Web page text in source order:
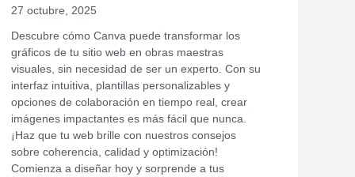
27 octubre, 2025
Descubre cómo Canva puede transformar los
gráficos de tu sitio web en obras maestras
visuales, sin necesidad de ser un experto. Con su
interfaz intuitiva, plantillas personalizables y
opciones de colaboración en tiempo real, crear
imágenes impactantes es más fácil que nunca.
¡Haz que tu web brille con nuestros consejos
sobre coherencia, calidad y optimización!
Comienza a diseñar hoy y sorprende a tus